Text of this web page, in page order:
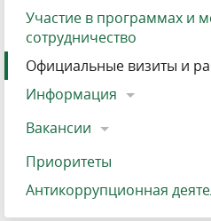
Участие в программах и
сотрудничество
Официальные визиты и
Информация
Вакансии
Приоритеты
Антикоррупционная